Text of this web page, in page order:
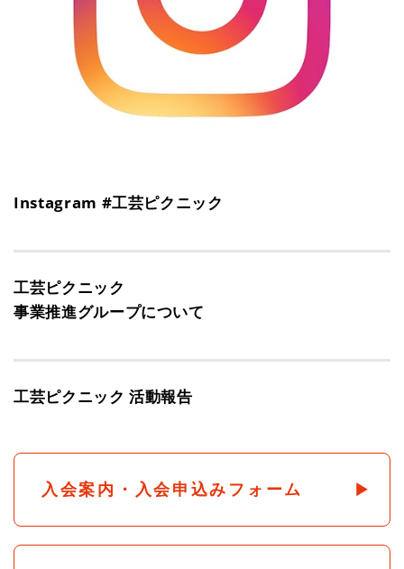
Instagram #工芸ピクニック
工芸ピクニック
事業推進グループについて
工芸ピクニック 活動報告
入会案内・入会申込みフォーム